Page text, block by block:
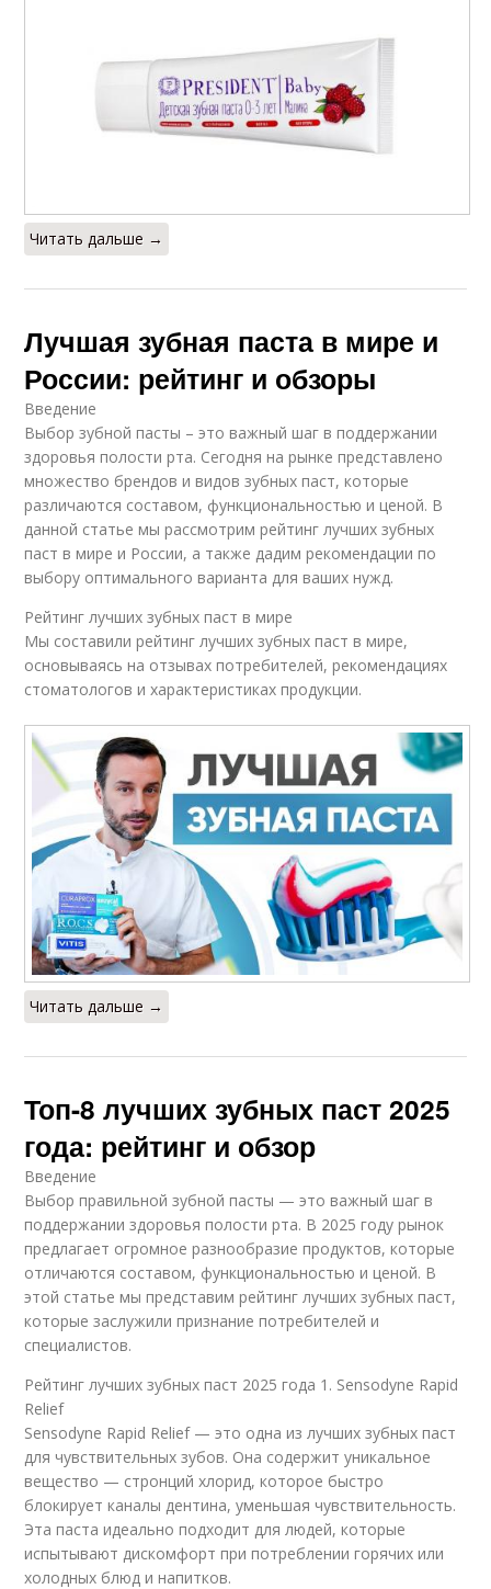
Читать дальше →
Лучшая зубная паста в мире и
России: рейтинг и обзоры
Введение
Выбор зубной пасты – это важный шаг в поддержании
здоровья полости рта. Сегодня на рынке представлено
множество брендов и видов зубных паст, которые
различаются составом, функциональностью и ценой. В
данной статье мы рассмотрим рейтинг лучших зубных
паст в мире и России, а также дадим рекомендации по
выбору оптимального варианта для ваших нужд.
Рейтинг лучших зубных паст в мире
Мы составили рейтинг лучших зубных паст в мире,
основываясь на отзывах потребителей, рекомендациях
стоматологов и характеристиках продукции.
Читать дальше →
Топ-8 лучших зубных паст 2025
года: рейтинг и обзор
Введение
Выбор правильной зубной пасты — это важный шаг в
поддержании здоровья полости рта. В 2025 году рынок
предлагает огромное разнообразие продуктов, которые
отличаются составом, функциональностью и ценой. В
этой статье мы представим рейтинг лучших зубных паст,
которые заслужили признание потребителей и
специалистов.
Рейтинг лучших зубных паст 2025 года 1. Sensodyne Rapid
Relief
Sensodyne Rapid Relief — это одна из лучших зубных паст
для чувствительных зубов. Она содержит уникальное
вещество — стронций хлорид, которое быстро
блокирует каналы дентина, уменьшая чувствительность.
Эта паста идеально подходит для людей, которые
испытывают дискомфорт при потреблении горячих или
холодных блюд и напитков.